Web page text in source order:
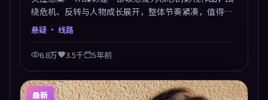
绕危机、反转与人物成长展开，整体节奏紧凑，值得推
荐观看。
悬疑 · 线路
6.8万 3.5千 5年前
最新